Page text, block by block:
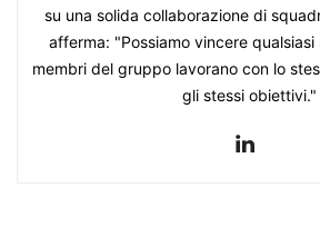
su una solida collaborazione di
afferma: "Possiamo vincere
membri del gruppo lavorano con lo
gli stessi obiettivi."